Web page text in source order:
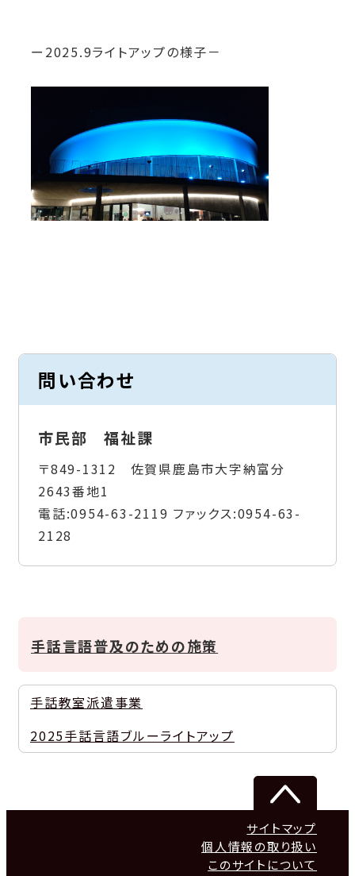
ー2025.9ライトアップの様子－
問い合わせ
市民部 福祉課
〒849-1312 佐賀県鹿島市大字納富分
2643番地1
電話:0954-63-2119 ファックス:0954-63-
2128
手話言語普及のための施策
手話教室派遣事業
2025手話言語ブルーライトアップ
サイトマップ
個人情報の取り扱い
このサイトについて